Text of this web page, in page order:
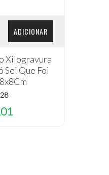
ADICIONAR
Xilogravura
Sei Que Foi